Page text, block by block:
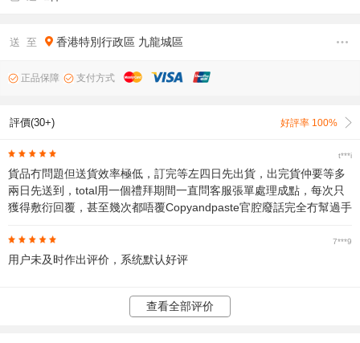
送 至 香港特別行政區 九龍城區
正品保障 支付方式
評價(30+) 好評率 100%
t***i
貨品冇問題但送貨效率極低，訂完等左四日先出貨，出完貨仲要等多
兩日先送到，total用一個禮拜期間一直問客服張單處理成點，每次只
獲得敷衍回覆，甚至幾次都唔覆Copyandpaste官腔廢話完全冇幫過手
7***9
用户未及时作出评价，系统默认好评
查看全部评价